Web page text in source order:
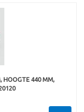
HOOGTE 440 MM,